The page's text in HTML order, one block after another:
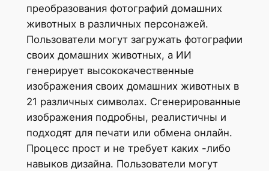
преобразования фотографий домашних
животных в различных персонажей.
Пользователи могут загружать фотографии
своих домашних животных, а ИИ
генерирует высококачественные
изображения своих домашних животных в
21 различных символах. Сгенерированные
изображения подробны, реалистичны и
подходят для печати или обмена онлайн.
Процесс прост и не требует каких -либо
навыков дизайна. Пользователи могут